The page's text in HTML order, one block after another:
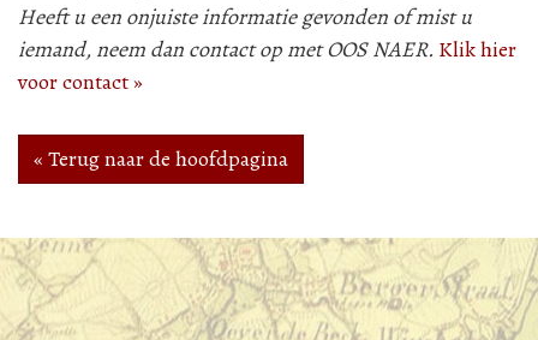
Heeft u een onjuiste informatie gevonden of mist u
iemand, neem dan contact op met OOS NAER. Klik hier
voor contact »
« Terug naar de hoofdpagina